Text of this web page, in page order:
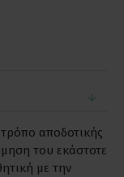
αποδοτικής
του εκάστοτε
με την